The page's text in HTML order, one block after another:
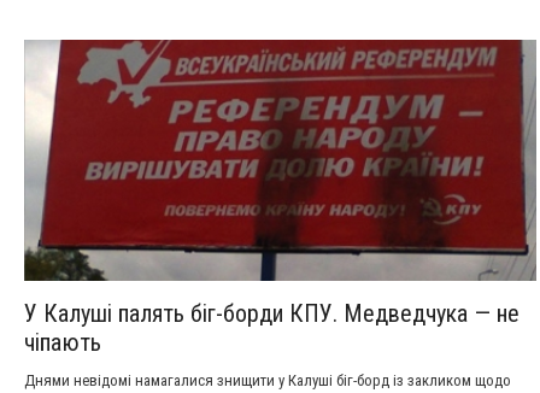
У Калуші палять біг-борди КПУ. Медведчука — не
чіпають
Днями невідомі намагалися знищити у Калуші біг-борд із закликом щодо